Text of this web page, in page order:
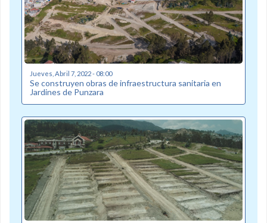
Jueves, Abril 7, 2022 - 08:00
Se construyen obras de infraestructura sanitaria en
Jardines de Punzara